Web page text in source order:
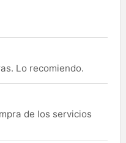
Lo recomiendo.
de los servicios